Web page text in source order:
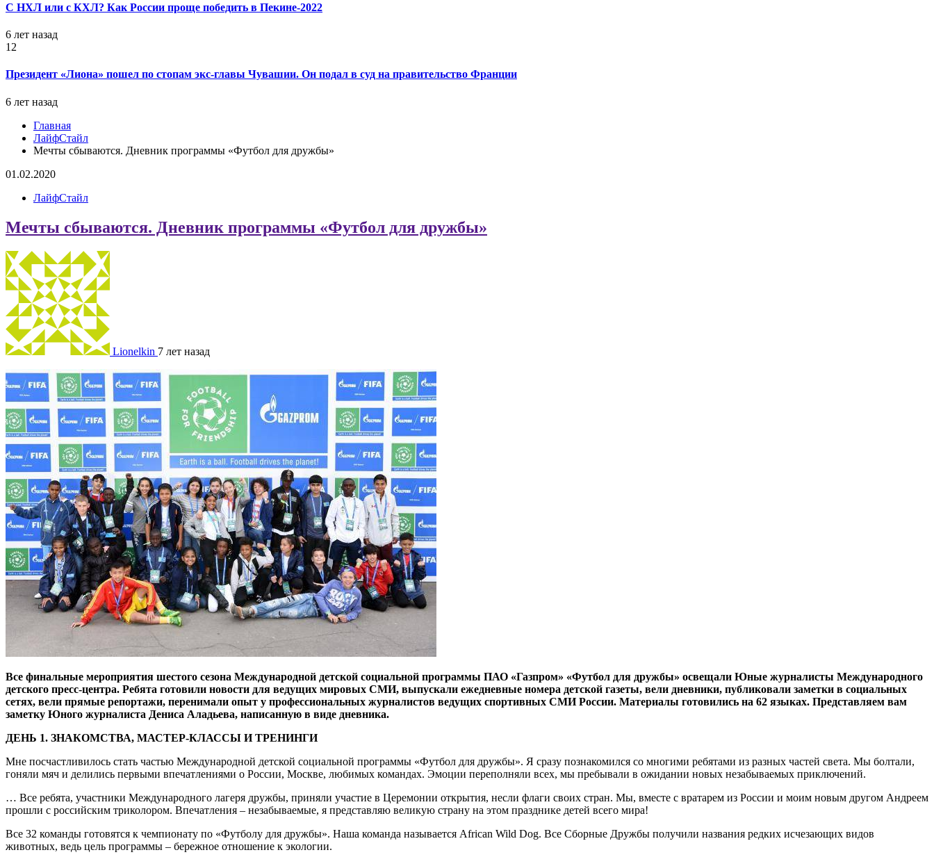
С НХЛ или с КХЛ? Как России проще победить в Пекине-2022
6 лет назад
12
Президент «Лиона» пошел по стопам экс-главы Чувашии. Он подал в суд на правительство Франции
6 лет назад
Главная
ЛайфСтайл
Мечты сбываются. Дневник программы «Футбол для дружбы»
01.02.2020
ЛайфСтайл
Мечты сбываются. Дневник программы «Футбол для дружбы»
Lionelkin 7 лет назад
Все финальные мероприятия шестого сезона Международной детской социальной программы ПАО «Газпром» «Футбол для дружбы» освещали Юные журналисты Международного
детского пресс-центра. Ребята готовили новости для ведущих мировых СМИ, выпускали ежедневные номера детской газеты, вели дневники, публиковали заметки в социальных
сетях, вели прямые репортажи, перенимали опыт у профессиональных журналистов ведущих спортивных СМИ России. Материалы готовились на 62 языках. Представляем вам
заметку Юного журналиста Дениса Аладьева, написанную в виде дневника.
ДЕНЬ 1. ЗНАКОМСТВА, МАСТЕР-КЛАССЫ И ТРЕНИНГИ
Мне посчастливилось стать частью Международной детской социальной программы «Футбол для дружбы». Я сразу познакомился со многими ребятами из разных частей света. Мы болтали,
гоняли мяч и делились первыми впечатлениями о России, Москве, любимых командах. Эмоции переполняли всех, мы пребывали в ожидании новых незабываемых приключений.
… Все ребята, участники Международного лагеря дружбы, приняли участие в Церемонии открытия, несли флаги своих стран. Мы, вместе с вратарем из России и моим новым другом Андреем
прошли с российским триколором. Впечатления – незабываемые, я представляю великую страну на этом празднике детей всего мира!
Все 32 команды готовятся к чемпионату по «Футболу для дружбы». Наша команда называется African Wild Dog. Все Сборные Дружбы получили названия редких исчезающих видов
животных, ведь цель программы – бережное отношение к экологии.